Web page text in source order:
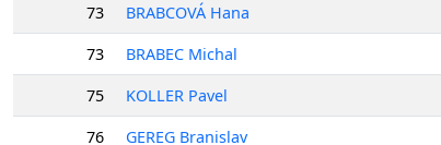
73
BRABCOVÁ Hana
73
BRABEC Michal
75
KOLLER Pavel
76
GEREG Branislav